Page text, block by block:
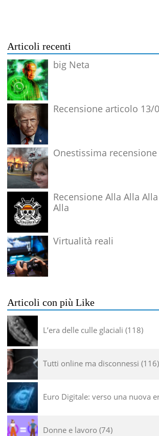
Articoli recenti
big Neta
Recensione articolo 13/
Onestissima recensione
Recensione Alla Alla
Alla
Virtualità reali
Articoli con più Like
L’era delle culle glaciali 118
Tutti online ma disconnessi 116
Euro Digitale: verso una nuova
Donne e lavoro 74